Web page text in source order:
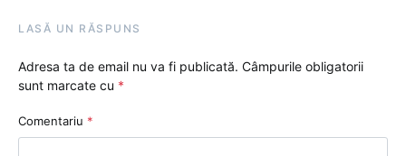
LASĂ UN RĂSPUNS
Adresa ta de email nu va fi publicată. Câmpurile obligatorii
sunt marcate cu *
Comentariu *